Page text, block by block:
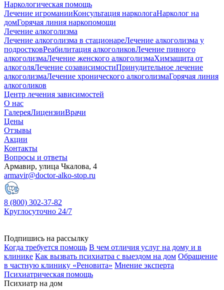
Наркологическая помощь
Лечение игроманииКонсультация наркологаНарколог на
домГорячая линия наркопомощи
Лечение алкоголизма
Лечение алкоголизма в стационареЛечение алкоголизма у
подростковРеабилитация алкоголиковЛечение пивного
алкоголизмаЛечение женского алкоголизмаХимзащита от
алкоголяЛечение созависимостиПринудительное лечение
алкоголизмаЛечение хронического алкоголизмаГорячая линия
алкоголиков
Центр лечения зависимостей
О нас
ГалереяЛицензииВрачи
Цены
Отзывы
Акции
Контакты
Вопросы и ответы
Армавир, улица Чкалова, 4
armavir@doctor-alko-stop.ru
8 (800) 302-37-82
Круглосуточно 24/7
Подпишись на рассылку
Когда требуется помощь В чем отличия услуг на дому и в
клинике Как вызвать психиатра с выездом на дом Обращение
в частную клинику «Реновита» Мнение эксперта
Психиатрическая помощь
Психиатр на дом